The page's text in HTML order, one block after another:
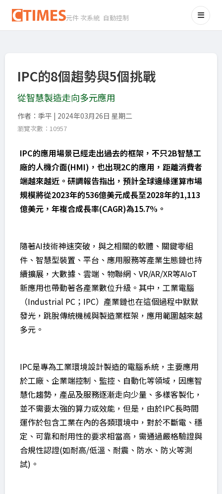
元件 次系統 自動控制
IPC的8個趨勢與5個挑戰
從智慧製造走向多元應用
作者：季平 | 2024年03月26日 星期二
瀏覽次數：10957
IPC的應用場景已經走出過去的框架，不只2B智慧工
廠的人機介面(HMI)，也出現2C的應用，距離消費者
端越來越近。研調報告指出，預計全球邊緣運算市場
規模將從2023年的536億美元成長至2028年的1,113
億美元，年複合成長率(CAGR)為15.7%。
隨著AI技術神速突破，與之相關的軟體、關鍵零組
件、智慧型裝置、平台、應用服務等產業生態鏈也持
續擴展，大數據、雲端、物聯網、VR/AR/XR等AIoT
新應用也帶動著各產業數位升級。其中，工業電腦
（Industrial PC；IPC）產業鏈也在這個過程中默默
發光，跳脫傳統機械與製造業框架，應用範圍越來越
多元。
IPC是專為工業環境設計製造的電腦系統，主要應用
於工廠、企業端控制、監控、自動化等領域，因應智
慧化趨勢，產品及服務逐漸走向少量、多樣客製化，
並不需要太強的算力或效能，但是，由於IPC長時間
運作於包含工業在內的各類環境中，對於不斷電、穩
定、可靠和耐用性的要求相當高，需通過嚴格驗證與
合規性認證(如耐高/低溫、耐震、防水、防火等測
試)。